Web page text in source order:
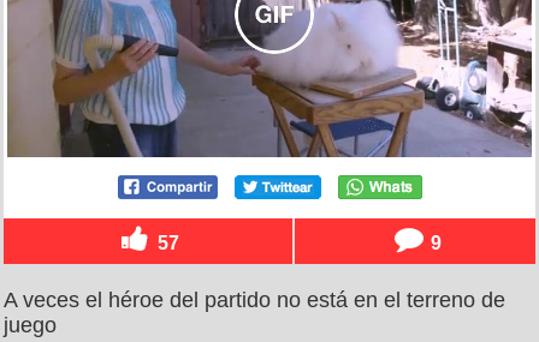
57 9
A veces el héroe del partido no está en el terreno de
juego